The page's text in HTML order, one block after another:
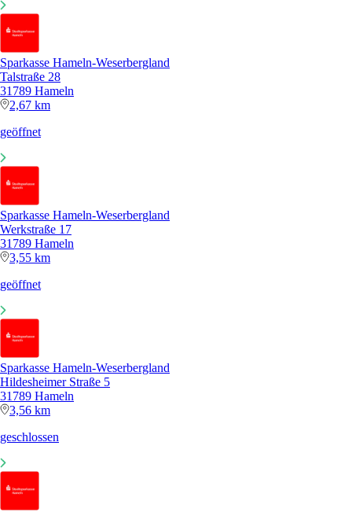
Sparkasse Hameln-Weserbergland
Talstraße 28
31789 Hameln
2,67 km
geöffnet
Sparkasse Hameln-Weserbergland
Werkstraße 17
31789 Hameln
3,55 km
geöffnet
Sparkasse Hameln-Weserbergland
Hildesheimer Straße 5
31789 Hameln
3,56 km
geschlossen